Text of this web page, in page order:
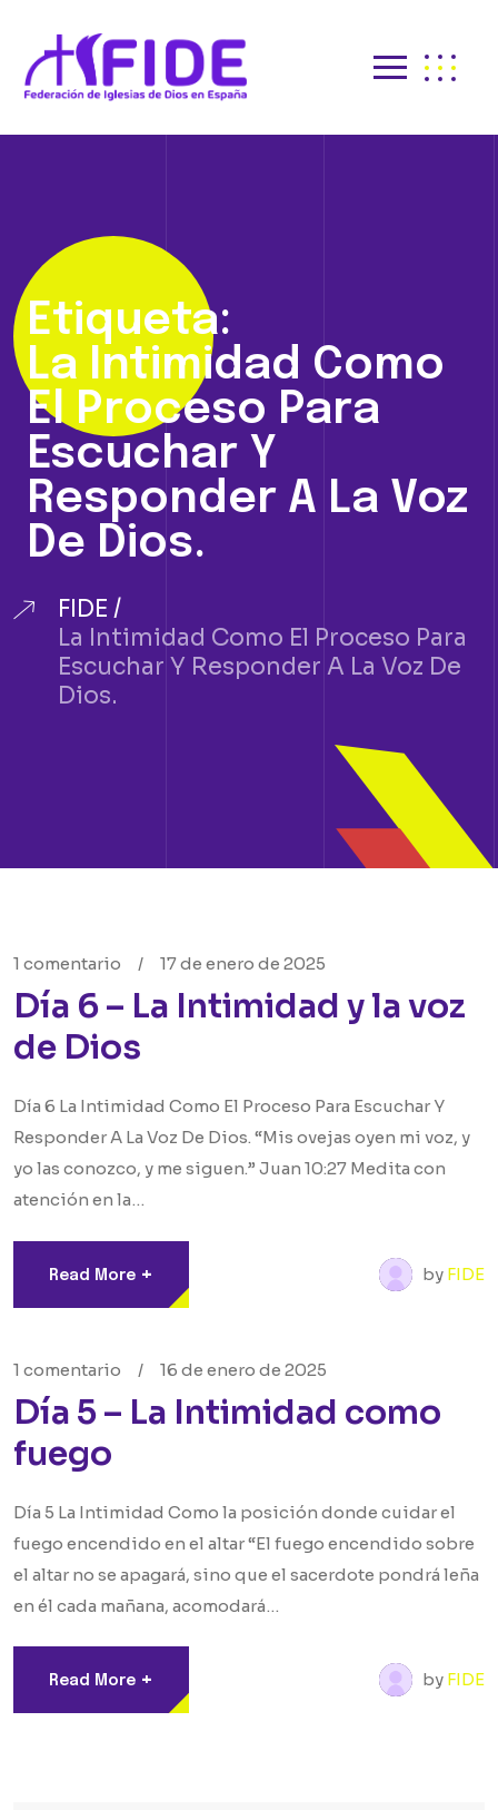
Etiqueta:
La Intimidad Como
El Proceso Para
Escuchar Y
Responder A La Voz
De Dios.
FIDE
La Intimidad Como El Proceso Para
Escuchar Y Responder A La Voz De
Dios.
1 comentario / 17 de enero de 2025
Día 6 – La Intimidad y la voz
de Dios
Día 6 La Intimidad Como El Proceso Para Escuchar Y
Responder A La Voz De Dios. “Mis ovejas oyen mi voz, y
yo las conozco, y me siguen.” Juan 10:27 Medita con
atención en la…
Read More + by FIDE
1 comentario / 16 de enero de 2025
Día 5 – La Intimidad como
fuego
Día 5 La Intimidad Como la posición donde cuidar el
fuego encendido en el altar “El fuego encendido sobre
el altar no se apagará, sino que el sacerdote pondrá leña
en él cada mañana, acomodará…
Read More + by FIDE